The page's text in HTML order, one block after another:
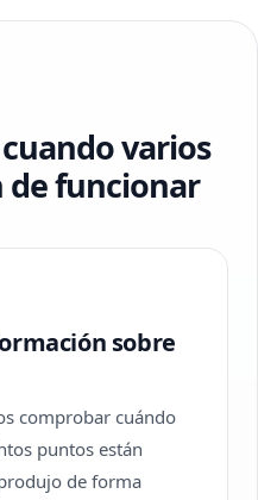
varios
de funcionar
sobre
comprobar cuándo
puntos están
de forma